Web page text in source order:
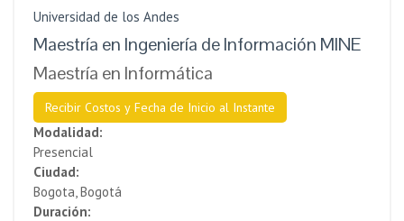
Universidad de los Andes
Maestría en Ingeniería de Información MINE
Maestría en Informática
Recibir Costos y Fecha de Inicio al Instante
Modalidad:
Presencial
Ciudad:
Bogota, Bogotá
Duración: